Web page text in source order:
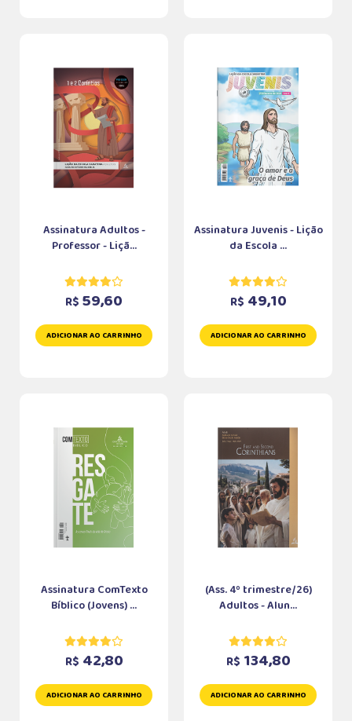
Assinatura Adultos -
Professor - Liçã...
R$ 59,60
ADICIONAR AO CARRINHO
Assinatura Juvenis - Lição
da Escola ...
R$ 49,10
ADICIONAR AO CARRINHO
Assinatura ComTexto
Bíblico (Jovens) ...
R$ 42,80
ADICIONAR AO CARRINHO
(Ass. 4º trimestre/26)
Adultos - Alun...
R$ 134,80
ADICIONAR AO CARRINHO